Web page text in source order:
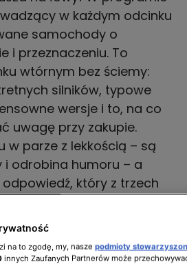
w każdym odcinku
samochody o
i przeznaczeniu. To
wtórnym bez ściemy:
silników, typowe
wersje i to, na co
uwagę przy zakupie.
w parze z lekkością – są
i odrobina humoru – a
który z trzech
sensu. Jeśli stoisz
chcesz dać się
nie znajdziesz.
na to zgodę, my, nasze podmioty
innych Zaufanych Partnerów może